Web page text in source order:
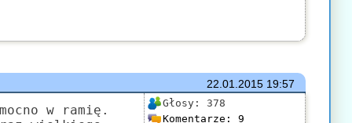
22.01.201519:57
Głosy: 378
Komentarze: 9
w ramię.